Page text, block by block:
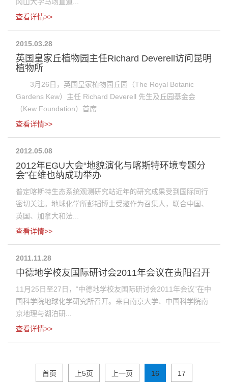
查看详情>>
2015.03.28
英国皇家丘植物园主任Richard Deverell访问昆明
植物所
3月26日，英国皇家植物园丘园（The Royal Botanic
Gardens Kew）主任 Richard Deverell 先生及丘园基金会
（Kew Foundation）首席...
查看详情>>
2012.05.08
2012年EGU大会“地貌演化与喀斯特环境专题分
会”在维也纳成功举办
普定喀斯特生态系统观测研究站近年的研究成果受到国际同行
密切关注。地球化学所彭韬博士受邀作为召集人，联合中国、
英国、加拿大和法...
查看详情>>
2011.11.28
中德地学校友国际研讨会2011年会议在贵阳召开
11月25日至27日，“中德地学校友国际研讨会2011年会议”在中
国科学院地球化学研究所召开。来自南京大学、中国科学院南
京地理与湖泊研...
查看详情>>
首页 上5页 上一页 16 17